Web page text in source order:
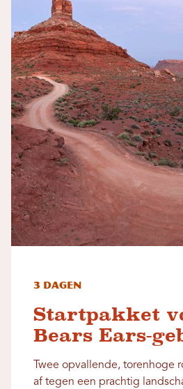
3 dagen
Startpakket
Bears Ears-
Twee opvallende, torenhoge
af ​​tegen een prachtig